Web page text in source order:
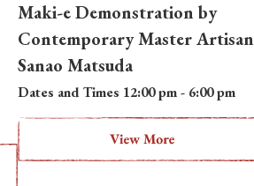
Maki-e Demonstration by
Contemporary Master Artisan
Sanao Matsuda
Dates and Times 12:00 pm - 6:00 pm